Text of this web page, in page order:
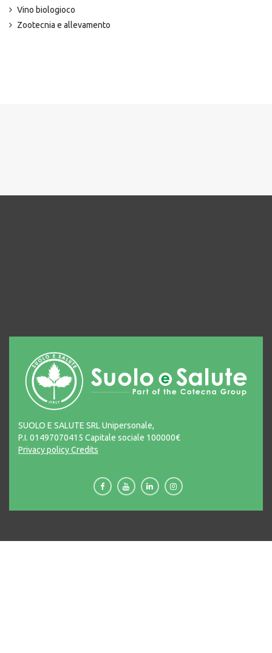
Vino biologioco
Zootecnia e allevamento
SUOLO E SALUTE SRL Unipersonale,
P.I. 01497070415 Capitale sociale 100000€
Privacy policyCredits